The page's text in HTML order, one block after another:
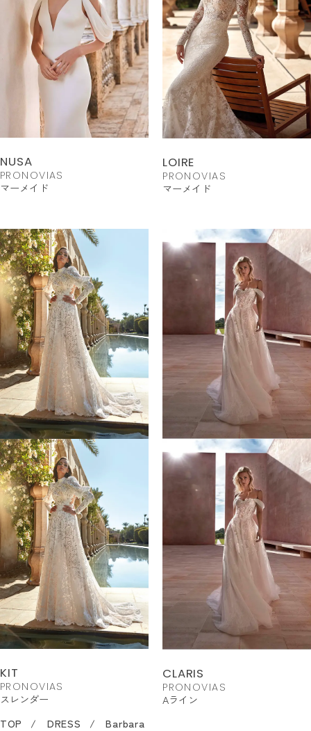
NUSA
PRONOVIAS
マーメイド
LOIRE
PRONOVIAS
マーメイド
KIT
PRONOVIAS
スレンダー
CLARIS
PRONOVIAS
Aライン
TOP
DRESS Barbara